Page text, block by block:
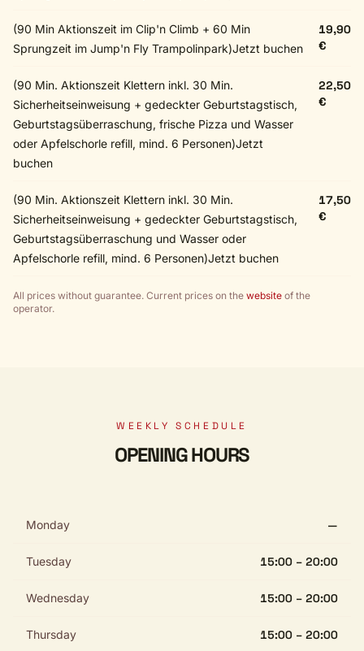
(90 Min Aktionszeit im Clip'n Climb + 60 Min
Sprungzeit im Jump'n Fly Trampolinpark)Jetzt buchen
19,90
€
(90 Min. Aktionszeit Klettern inkl. 30 Min.
Sicherheitseinweisung + gedeckter Geburtstagstisch,
Geburtstagsüberraschung, frische Pizza und Wasser
oder Apfelschorle refill, mind. 6 Personen)Jetzt
buchen
22,50
€
(90 Min. Aktionszeit Klettern inkl. 30 Min.
Sicherheitseinweisung + gedeckter Geburtstagstisch,
Geburtstagsüberraschung und Wasser oder
Apfelschorle refill, mind. 6 Personen)Jetzt buchen
17,50
€
All prices without guarantee. Current prices on the website of the
operator.
WEEKLY SCHEDULE
OPENING HOURS
Monday —
Tuesday 15:00 – 20:00
Wednesday 15:00 – 20:00
Thursday 15:00 – 20:00